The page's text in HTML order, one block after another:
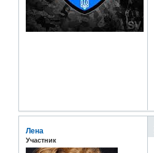
Лена
Участник